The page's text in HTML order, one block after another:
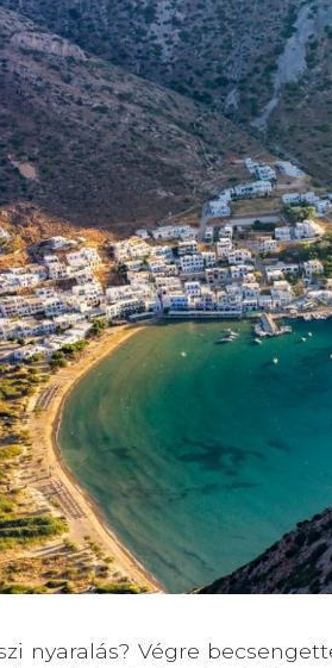
nyaralás? Végre